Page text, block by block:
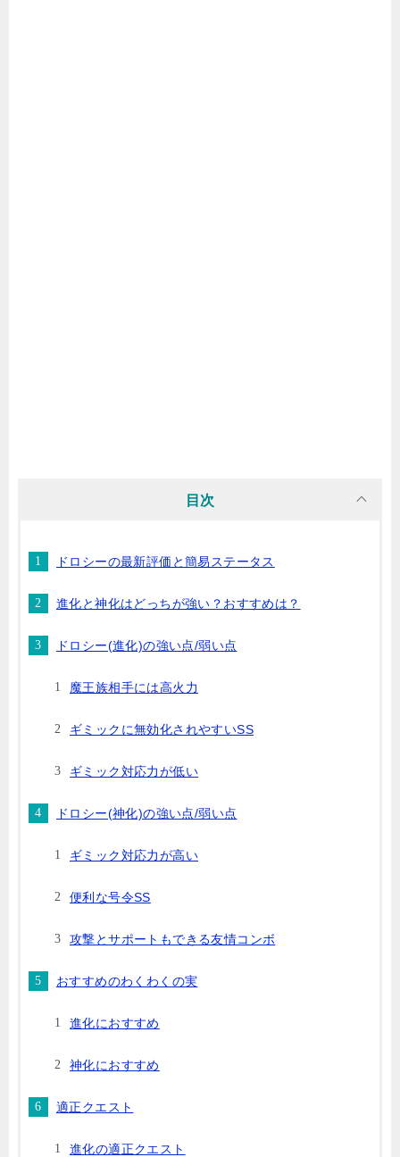
目次
ドロシーの最新評価と簡易ステータス
進化と神化はどっちが強い？おすすめは？
ドロシー(進化)の強い点/弱い点
魔王族相手には高火力
ギミックに無効化されやすいSS
ギミック対応力が低い
ドロシー(神化)の強い点/弱い点
ギミック対応力が高い
便利な号令SS
攻撃とサポートもできる友情コンボ
おすすめのわくわくの実
進化におすすめ
神化におすすめ
適正クエスト
進化の適正クエスト